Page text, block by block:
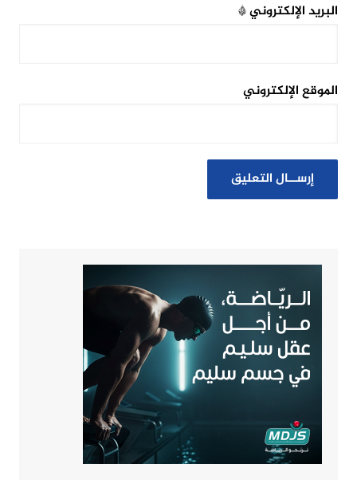
البريد الإلكتروني*
الموقع الإلكتروني